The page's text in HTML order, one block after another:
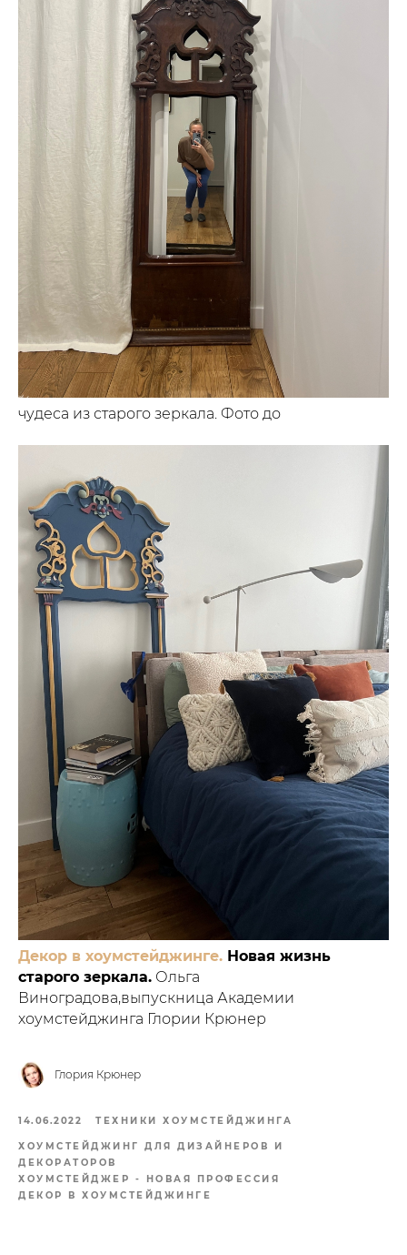
чудеса из старого зеркала. Фото до
Декор в хоумстейджинге. Новая жизнь
старого зеркала. Ольга
Виноградова,выпускница Академии
хоумстейджинга Глории Крюнер
Глория Крюнер
14.06.2022 ТЕХНИКИ ХОУМСТЕЙДЖИНГА
ХОУМСТЕЙДЖИНГ ДЛЯ ДИЗАЙНЕРОВ И
ДЕКОРАТОРОВ
ХОУМСТЕЙДЖЕР - НОВАЯ ПРОФЕССИЯ
ДЕКОР В ХОУМСТЕЙДЖИНГЕ